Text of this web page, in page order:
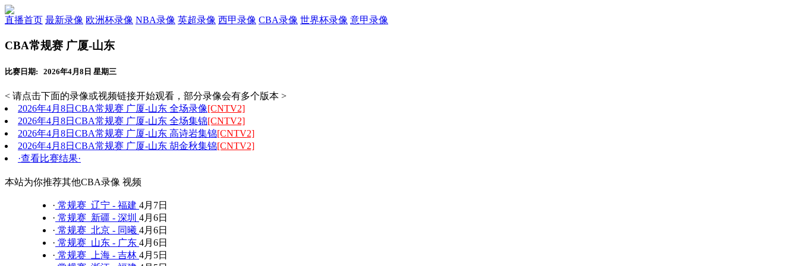
直播首页 最新录像 欧洲杯录像 NBA录像 英超录像 西甲录像 CBA录像 世界杯录像 意甲录像
CBA常规赛 广厦-山东
比赛日期: 2026年4月8日 星期三
< 请点击下面的录像或视频链接开始观看，部分录像会有多个版本 >
2026年4月8日CBA常规赛 广厦-山东 全场录像[CNTV2]
2026年4月8日CBA常规赛 广厦-山东 全场集锦[CNTV2]
2026年4月8日CBA常规赛 广厦-山东 高诗岩集锦[CNTV2]
2026年4月8日CBA常规赛 广厦-山东 胡金秋集锦[CNTV2]
·查看比赛结果·
本站为你推荐其他CBA录像 视频
· 常规赛 辽宁 - 福建 4月7日
· 常规赛 新疆 - 深圳 4月6日
· 常规赛 北京 - 同曦 4月6日
· 常规赛 山东 - 广东 4月6日
· 常规赛 上海 - 吉林 4月5日